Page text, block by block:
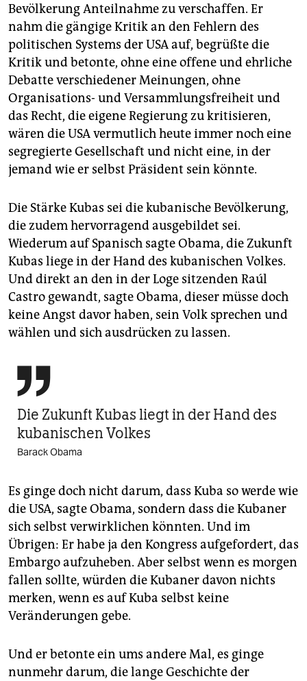
Bevölkerung Anteilnahme zu verschaffen. Er
nahm die gängige Kritik an den Fehlern des
politischen Systems der USA auf, begrüßte die
Kritik und betonte, ohne eine offene und ehrliche
Debatte verschiedener Meinungen, ohne
Organisations- und Versammlungsfreiheit und
das Recht, die eigene Regierung zu kritisieren,
wären die USA vermutlich heute immer noch eine
segregierte Gesellschaft und nicht eine, in der
jemand wie er selbst Präsident sein könnte.
Die Stärke Kubas sei die kubanische Bevölkerung,
die zudem hervorragend ausgebildet sei.
Wiederum auf Spanisch sagte Obama, die Zukunft
Kubas liege in der Hand des kubanischen Volkes.
Und direkt an den in der Loge sitzenden Raúl
Castro gewandt, sagte Obama, dieser müsse doch
keine Angst davor haben, sein Volk sprechen und
wählen und sich ausdrücken zu lassen.

Die Zukunft Kubas liegt in der Hand des
kubanischen Volkes
Barack Obama
Es ginge doch nicht darum, dass Kuba so werde wie
die USA, sagte Obama, sondern dass die Kubaner
sich selbst verwirklichen könnten. Und im
Übrigen: Er habe ja den Kongress aufgefordert, das
Embargo aufzuheben. Aber selbst wenn es morgen
fallen sollte, würden die Kubaner davon nichts
merken, wenn es auf Kuba selbst keine
Veränderungen gebe.
Und er betonte ein ums andere Mal, es ginge
nunmehr darum, die lange Geschichte der